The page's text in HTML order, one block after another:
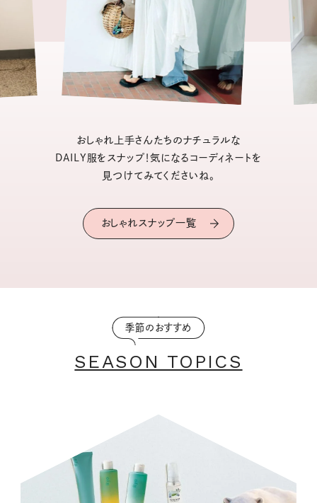
おしゃれ上手さんたちのナチュラルな
DAILY服をスナップ！気になるコーディネートを
見つけてみてくださいね。
おしゃれスナップ一覧
季節のおすすめ
SEASON TOPICS